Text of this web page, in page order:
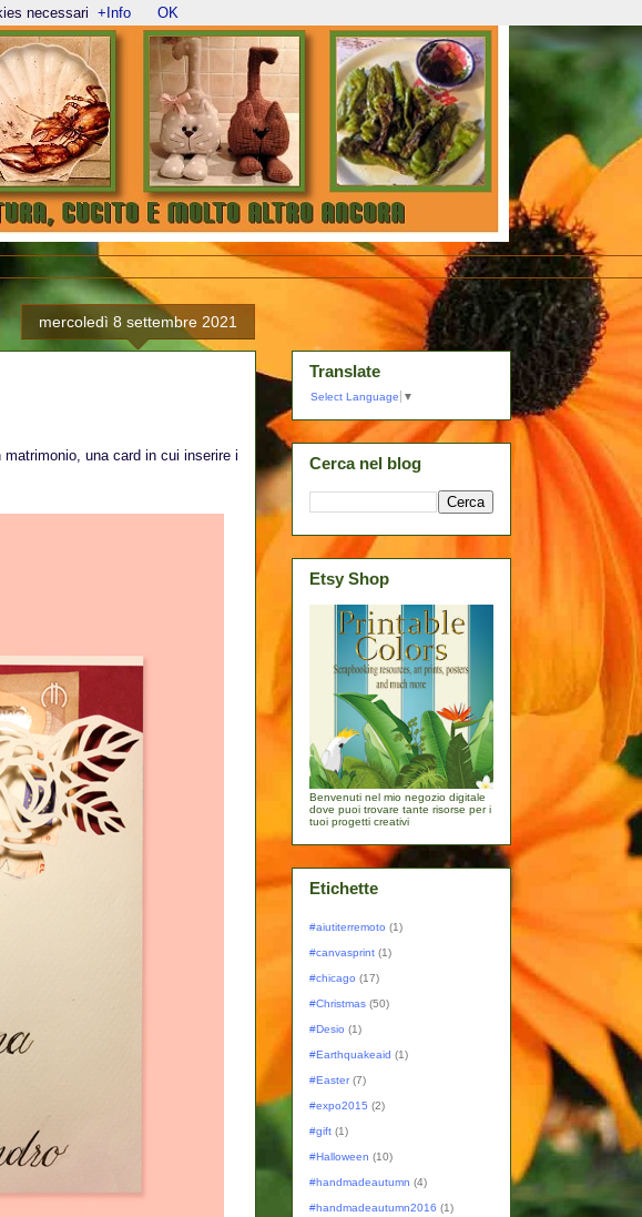
mercoledì 8 settembre 2021
una card in cui inserire i
Translate
Select Language ▼
Cerca nel blog
Etsy Shop
Benvenuti nel mio negozio digitale
dove puoi trovare tante risorse per i
tuoi progetti creativi
Etichette
#aiutiterremoto (1)
#canvasprint (1)
#chicago (17)
#Christmas (50)
#Desio (1)
#Earthquakeaid (1)
#Easter (7)
#expo2015 (2)
#gift (1)
#Halloween (10)
#handmadeautumn (4)
#handmadeautumn2016 (1)
necessari +Info OK